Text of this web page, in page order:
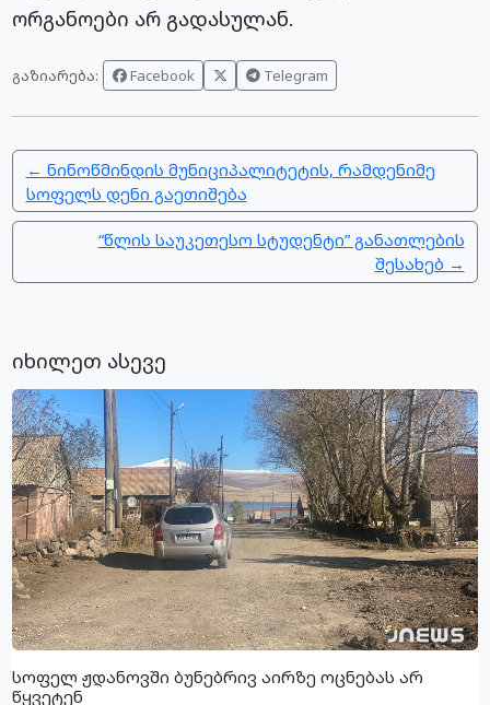
ორგანოები არ გადასულან.
გაზიარება: Facebook Telegram
← ნინოწმინდის მუნიციპალიტეტის, რამდენიმე
სოფელს დენი გაეთიშება
“წლის საუკეთესო სტუდენტი” განათლების
შესახებ →
იხილეთ ასევე
სოფელ ჟდანოვში ბუნებრივ აირზე ოცნებას არ
წყვეტენ